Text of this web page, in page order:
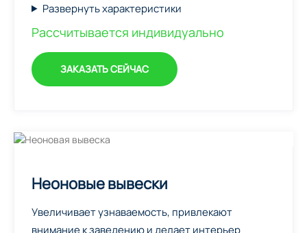
Развернуть характеристики
Рассчитывается индивидуально
ЗАКАЗАТЬ СЕЙЧАС
Неоновые вывески
Увеличивает узнаваемость, привлекают